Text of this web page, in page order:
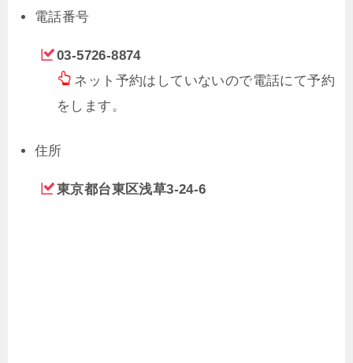
電話番号
03-5726-8874
ネット予約はしていないので電話にて予約
をします。
住所
東京都台東区浅草3-24-6